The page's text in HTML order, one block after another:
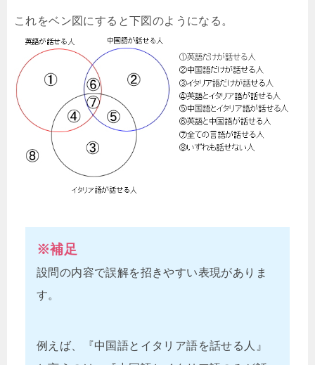
これをベン図にすると下図のようになる。
※補足
設問の内容で誤解を招きやすい表現がありま
す。
例えば、『中国語とイタリア語を話せる人』